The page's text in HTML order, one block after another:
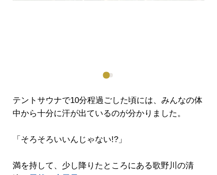
テントサウナで10分程過ごした頃には、みんなの体
中から十分に汗が出ているのが分かりました。
「そろそろいいんじゃない!?」
満を持して、少し降りたところにある歌野川の清